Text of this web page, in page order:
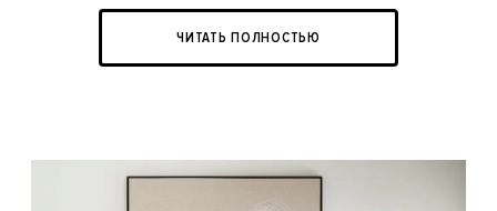
ЧИТАТЬ ПОЛНОСТЬЮ